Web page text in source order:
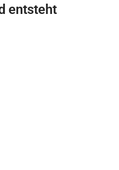
entsteht